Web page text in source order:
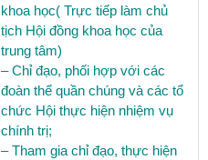
khoa học( Trực tiếp làm chủ
tịch Hội đồng khoa học của
trung tâm)
– Chỉ đạo, phối hợp với các
đoàn thể quần chúng và các tổ
chức Hội thực hiện nhiệm vụ
chính trị;
– Tham gia chỉ đạo, thực hiện